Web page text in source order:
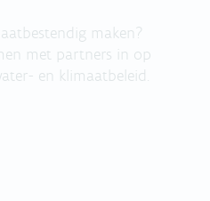
maken?
met partners in op
en klimaatbeleid.